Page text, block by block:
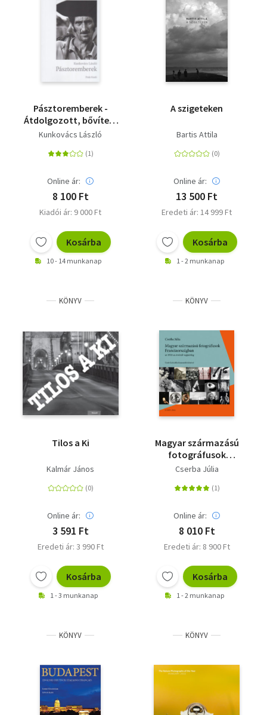
Pásztoremberek -
Átdolgozott, bővített
kiadás
Kunkovács László
Online ár:
8 100 Ft
Kiadói ár: 9 000 Ft
Kosárba
10 - 14 munkanap
A szigeteken
Bartis Attila
Online ár:
13 500 Ft
Eredeti ár: 14 999 Ft
Kosárba
1 - 2 munkanap
KÖNYV
Tilos a Ki
Kalmár János
Online ár:
3 591 Ft
Eredeti ár: 3 990 Ft
Kosárba
1 - 3 munkanap
KÖNYV
Magyar származású
fotográfusok
Franciaországban - Az
napjainkig
Cserba Júlia
Online ár:
8 010 Ft
Eredeti ár: 8 900 Ft
Kosárba
1 - 2 munkanap
KÖNYV KÖNYV